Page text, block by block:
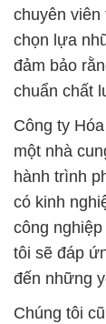
chuyên
chọn lựa
đảm bảo
chuẩn chất
Công ty
một nhà
hành trình
có kinh
công
tôi sẽ đáp
đến những
Chúng tôi